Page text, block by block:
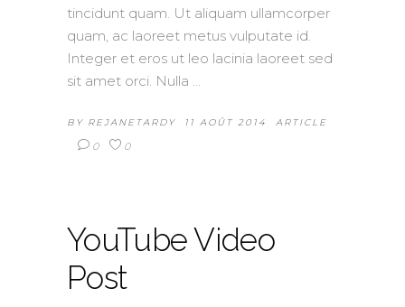
tincidunt quam. Ut aliquam ullamcorper
quam, ac laoreet metus vulputate id.
Integer et eros ut leo lacinia laoreet sed
sit amet orci. Nulla
BY REJANETARDY 11 AOÛT 2014 ARTICLE
0 0
YouTube Video
Post